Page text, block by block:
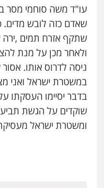
עו"ד משה סוחמי מסר
שאדם כזה לובש
שתקף אזרח תמים ,ירה
ולאחר מכן על מנת
ניסה לדרוס אותו.
במשטרת ישראל ואני
בדבר יסיימו העסקתו
שוקדים על הגשת
ומשטרת ישראל
מאיה
טיפול
לעורכי דין
עו"ד ד"ר
עבירות
עבירות